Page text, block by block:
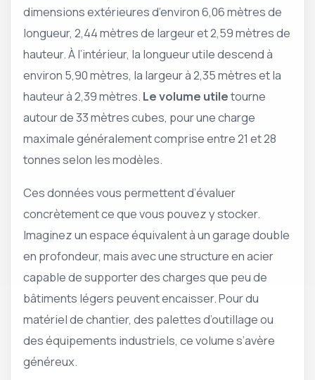
dimensions extérieures d’environ 6,06 mètres de
longueur, 2,44 mètres de largeur et 2,59 mètres de
hauteur. À l’intérieur, la longueur utile descend à
environ 5,90 mètres, la largeur à 2,35 mètres et la
hauteur à 2,39 mètres. Le volume utiletourne
autour de 33 mètres cubes, pour une charge
maximale généralement comprise entre 21 et 28
tonnes selon les modèles.
Ces données vous permettent d’évaluer
concrètement ce que vous pouvez y stocker.
Imaginez un espace équivalent à un garage double
en profondeur, mais avec une structure en acier
capable de supporter des charges que peu de
bâtiments légers peuvent encaisser. Pour du
matériel de chantier, des palettes d’outillage ou
des équipements industriels, ce volume s’avère
généreux.